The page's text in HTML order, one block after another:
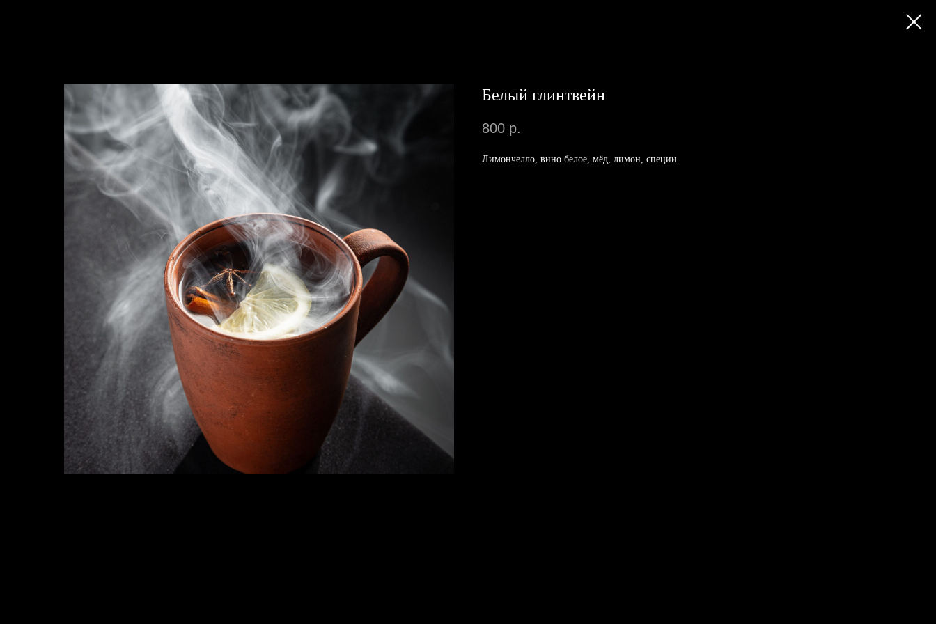
Белый глинтвейн
800 р.
Лимончелло, вино белое, мёд, лимон, специи